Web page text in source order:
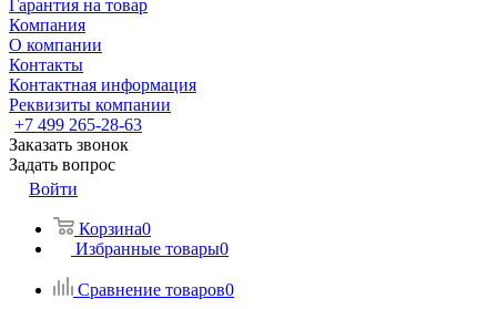
Гарантия на товар
Компания
О компании
Контакты
Контактная информация
Реквизиты компании
+7 499 265-28-63
Заказать звонок
Задать вопрос
Войти
Корзина0
Избранные товары0
Сравнение товаров0